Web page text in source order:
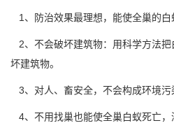
1、防治效果最理想，能使全巢的白
2、不会破坏建筑物：用科学方法
坏建筑物。
3、对人、畜安全，不会构成环境污
4、不用找巢也能使全巢白蚁死亡